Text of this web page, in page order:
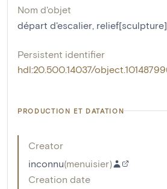
Nom d'objet
départ d'escalier relief[sculpture]
Persistent identifier
hdl:20.500.14037/object.10148799
PRODUCTION ET DATATION
Creator
inconnu(menuisier)
Creation date